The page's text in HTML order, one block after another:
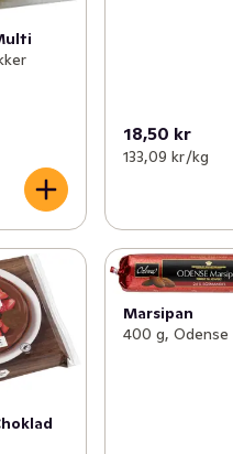
18,50 kr
133,09 kr /kg
Marsipan
400 g, Odense